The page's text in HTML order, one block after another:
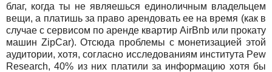
благ, когда ты не являешься единоличным владельцем
вещи, а платишь за право арендовать ее на время (как в
случае с сервисом по аренде квартир AirBnb или прокату
машин ZipCar). Отсюда проблемы с монетизацией этой
аудитории, хотя, согласно исследованиям института Pew
Research, 40% из них платили за информацию хотя бы